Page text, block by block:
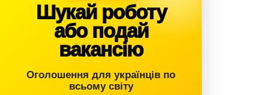
Шукай роботу
або подай
вакансію
Оголошення для українців по
всьому світу